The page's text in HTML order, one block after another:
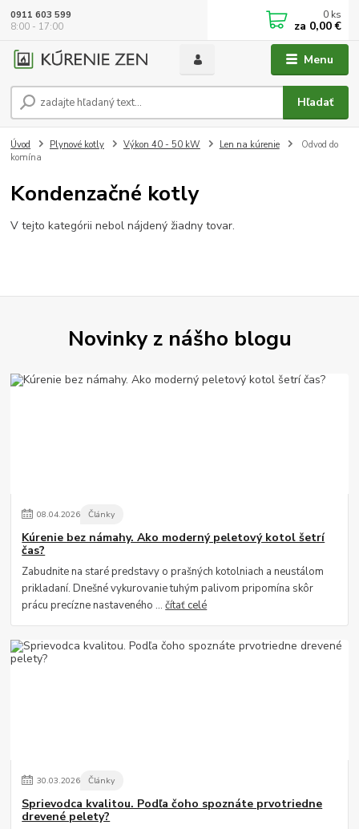
Menu
Hľadať
0911 603 599
8:00 - 17:00
0 ks
za 0,00 €
Úvod Plynové kotly Výkon 40 - 50 kW Len na kúrenie
Odvod do
komína
Kondenzačné kotly
V tejto kategórii nebol nájdený žiadny tovar.
Novinky z nášho blogu
08.04.2026 Články
Kúrenie bez námahy. Ako moderný peletový kotol šetrí
čas?
Zabudnite na staré predstavy o prašných kotolniach a neustálom
prikladaní. Dnešné vykurovanie tuhým palivom pripomína skôr
prácu precízne nastaveného ...čítať celé
30.03.2026 Články
Sprievodca kvalitou. Podľa čoho spoznáte prvotriedne
drevené pelety?